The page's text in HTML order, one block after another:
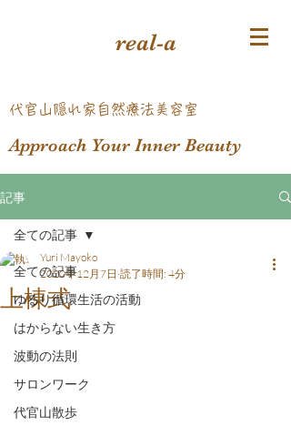
real-a
​代官山隠れ家自然療法美容室
Approach Your Inner Beauty
記事
全ての記事
ゆるり循環生活の活動
はからない生き方
波動の法則
サロンワーク
代官山散歩
全ての記事
上棟式
Yuri Mayoko
2020年12月7日 読了時間: 4分